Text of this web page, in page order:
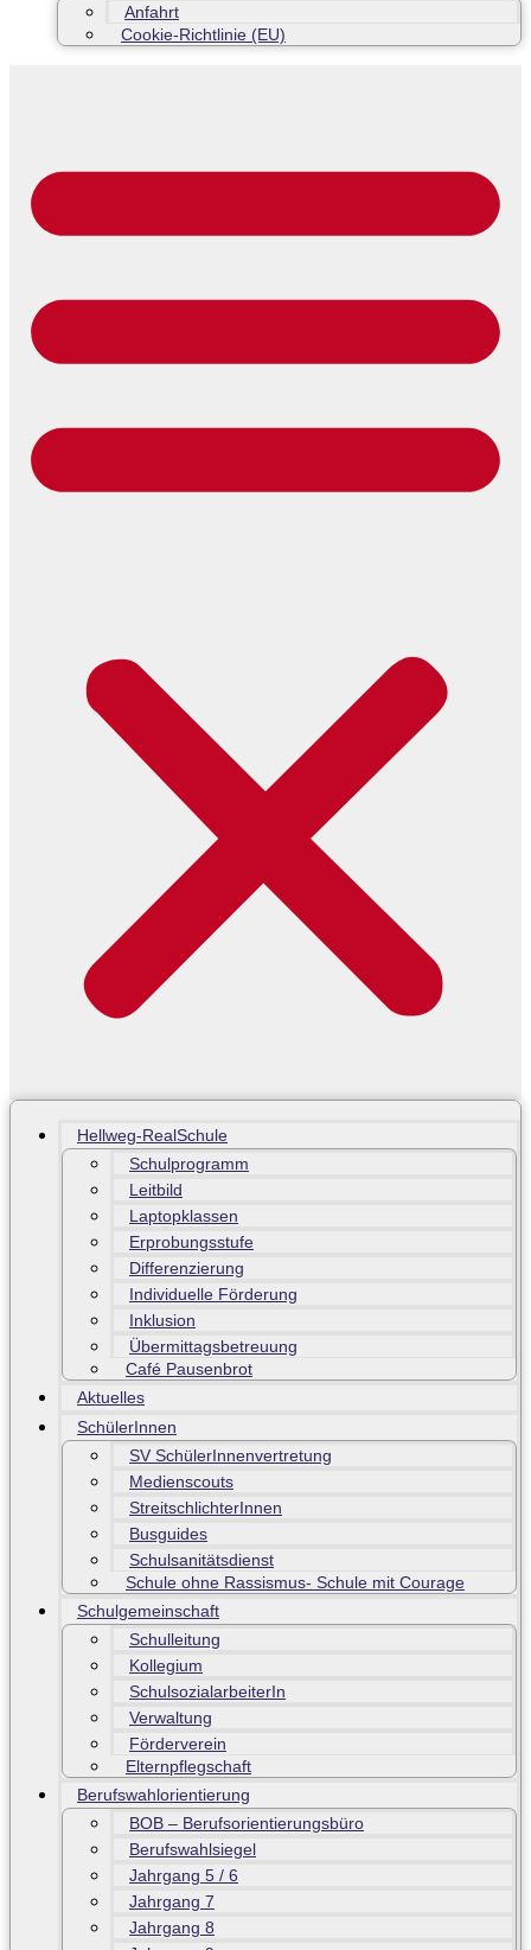
Anfahrt
Cookie-Richtlinie (EU)
Hellweg-RealSchule
Schulprogramm
Leitbild
Laptopklassen
Erprobungsstufe
Differenzierung
Individuelle Förderung
Inklusion
Übermittagsbetreuung
Café Pausenbrot
Aktuelles
SchülerInnen
SV SchülerInnenvertretung
Medienscouts
StreitschlichterInnen
Busguides
Schulsanitätsdienst
Schule ohne Rassismus- Schule mit Courage
Schulgemeinschaft
Schulleitung
Kollegium
SchulsozialarbeiterIn
Verwaltung
Förderverein
Elternpflegschaft
Berufswahlorientierung
BOB – Berufsorientierungsbüro
Berufswahlsiegel
Jahrgang 5 / 6
Jahrgang 7
Jahrgang 8